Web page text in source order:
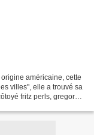
américaine, cette
villes", elle a trouvé sa
fritz perls, gregory